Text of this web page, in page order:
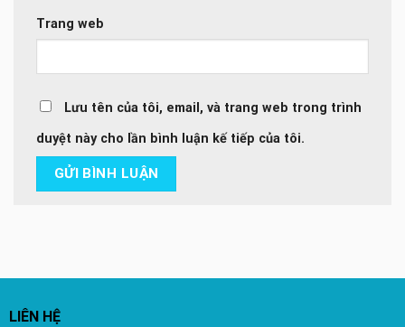
Trang web
Lưu tên của tôi, email, và trang web trong trình
duyệt này cho lần bình luận kế tiếp của tôi.
LIÊN HỆ